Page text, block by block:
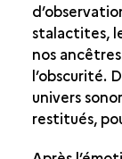
stalactites,
nos
l’obscurité.
univers
restitués,